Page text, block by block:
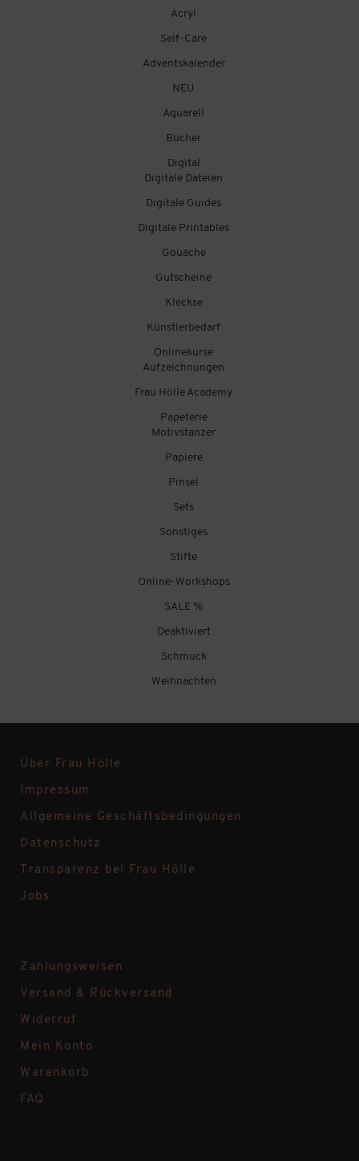
Acryl
Self-Care
Adventskalender
NEU
Aquarell
Bücher
Digital
Digitale Dateien
Digitale Guides
Digitale Printables
Gouache
Gutscheine
Kleckse
Künstlerbedarf
Onlinekurse
Aufzeichnungen
Frau Hölle Academy
Papeterie
Motivstanzer
Papiere
Pinsel
Sets
Sonstiges
Stifte
Online-Workshops
SALE %
Deaktiviert
Schmuck
Weihnachten
Über Frau Hölle
Impressum
Allgemeine Geschäftsbedingungen
Datenschutz
Transparenz bei Frau Hölle
Jobs
Zahlungsweisen
Versand & Rückversand
Widerruf
Mein Konto
Warenkorb
FAQ